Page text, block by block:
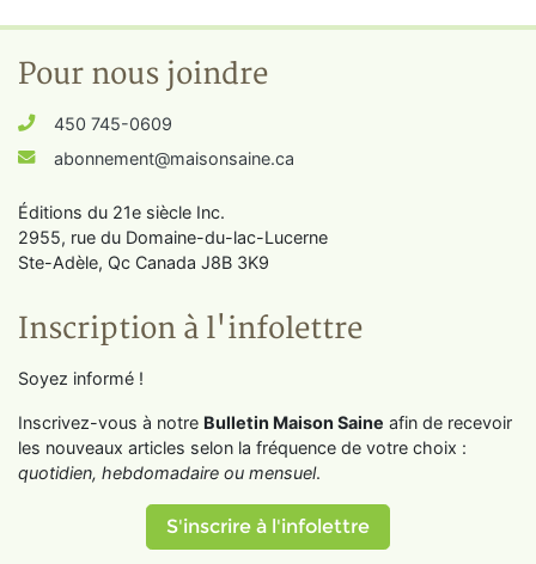
Pour nous joindre
450 745-0609
abonnement@maisonsaine.ca
Éditions du 21e siècle Inc.
2955, rue du Domaine-du-lac-Lucerne
Ste-Adèle, Qc Canada J8B 3K9
Inscription à l'infolettre
Soyez informé !
Inscrivez-vous à notre Bulletin Maison Saine afin de recevoir
les nouveaux articles selon la fréquence de votre choix :
quotidien, hebdomadaire ou mensuel.
S'inscrire à l'infolettre